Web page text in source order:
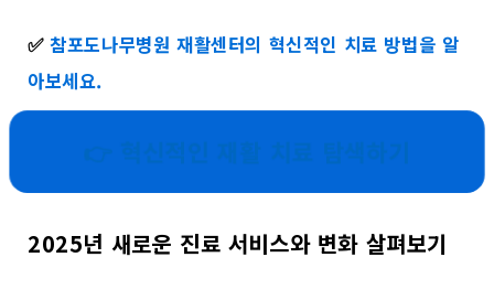
✅참포도나무병원 재활센터의 혁신적인 치료 방법을 알
아보세요.
2025년 새로운 진료 서비스와 변화 살펴보기